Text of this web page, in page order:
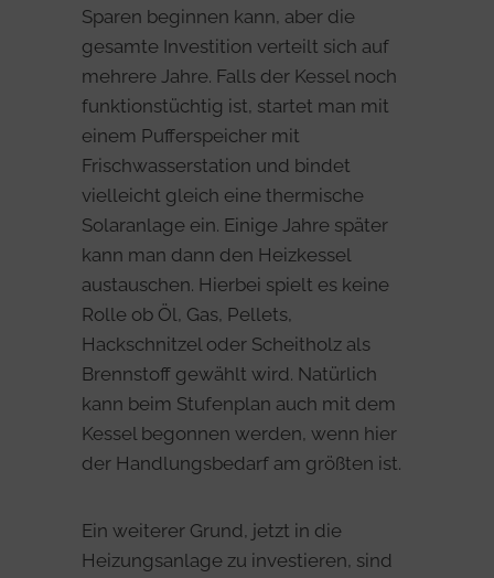
Sparen beginnen kann, aber die
gesamte Investition verteilt sich auf
mehrere Jahre. Falls der Kessel noch
funktionstüchtig ist, startet man mit
einem Pufferspeicher mit
Frischwasserstation und bindet
vielleicht gleich eine thermische
Solaranlage ein. Einige Jahre später
kann man dann den Heizkessel
austauschen. Hierbei spielt es keine
Rolle ob Öl, Gas, Pellets,
Hackschnitzel oder Scheitholz als
Brennstoff gewählt wird. Natürlich
kann beim Stufenplan auch mit dem
Kessel begonnen werden, wenn hier
der Handlungsbedarf am größten ist.
Ein weiterer Grund, jetzt in die
Heizungsanlage zu investieren, sind